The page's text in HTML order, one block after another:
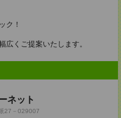
ク！
くご提案いたします。
ネット
27－029007